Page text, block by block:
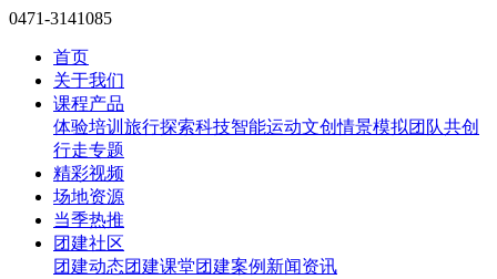
0471-3141085
首页
关于我们
课程产品
体验培训 旅行探索科技智能运动文创情景模拟团队共创
行走专题
精彩视频
场地资源
当季热推
团建社区
团建动态团建课堂团建案例 新闻资讯